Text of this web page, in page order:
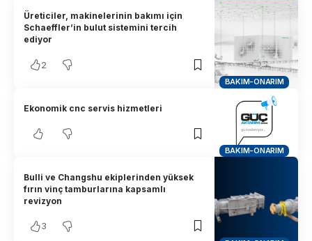
BAKIM-ONARIM
Üreticiler, makinelerinin bakımı için
Schaeffler’in bulut sistemini tercih
ediyor
2
BAKIM-ONARIM
Ekonomik cnc servis hizmetleri
Bulli ve Changshu ekiplerinden yüksek
fırın vinç tamburlarına kapsamlı
revizyon
3